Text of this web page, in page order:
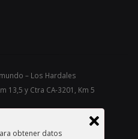
obtener datos
– Los Hardales
13,5 y Ctra CA-3201, Km 5